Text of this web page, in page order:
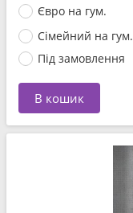
Євро на гум.
Сімейний на гум.
Під замовлення
В кошик